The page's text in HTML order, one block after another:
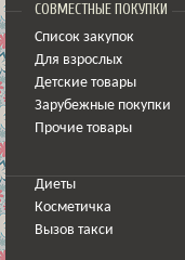
СОВМЕСТНЫЕ ПОКУПКИ
Список закупок
Для взрослых
Детские товары
Зарубежные покупки
Прочие товары
Диеты
Косметичка
Вызов такси